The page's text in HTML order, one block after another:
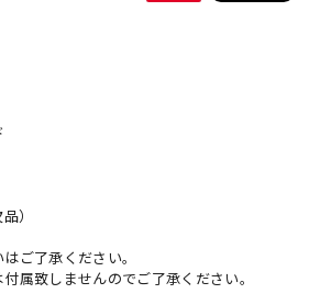
）
ご了承ください。
属致しませんのでご了承ください。